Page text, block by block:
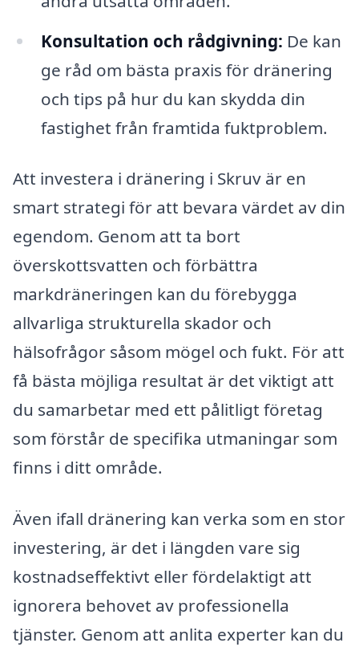
Konsultation och rådgivning: De kan
ge råd om bästa praxis för dränering
och tips på hur du kan skydda din
fastighet från framtida fuktproblem.
Att investera i dränering i Skruv är en
smart strategi för att bevara värdet av din
egendom. Genom att ta bort
överskottsvatten och förbättra
markdräneringen kan du förebygga
allvarliga strukturella skador och
hälsofrågor såsom mögel och fukt. För att
få bästa möjliga resultat är det viktigt att
du samarbetar med ett pålitligt företag
som förstår de specifika utmaningar som
finns i ditt område.
Även ifall dränering kan verka som en stor
investering, är det i längden vare sig
kostnadseffektivt eller fördelaktigt att
ignorera behovet av professionella
tjänster. Genom att anlita experter kan du